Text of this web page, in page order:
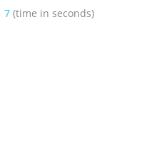
7(time in seconds)